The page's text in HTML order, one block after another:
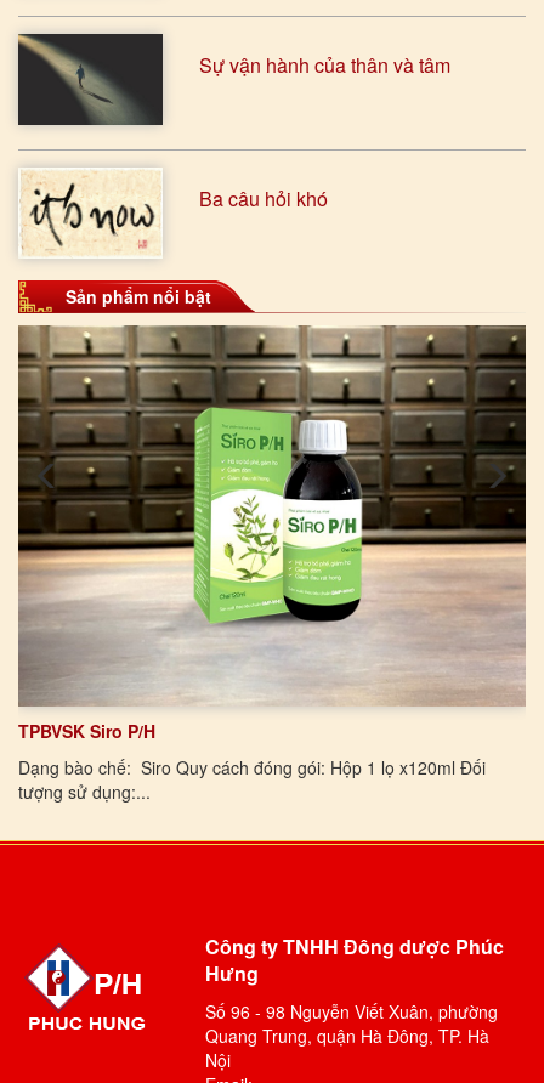
Sự vận hành của thân và tâm
Ba câu hỏi khó
Sản phẩm nổi bật
TPBVSK Siro P/H
Dạng bào chế: Siro Quy cách đóng gói: Hộp 1 lọ x120ml Đối
tượng sử dụng:...
Công ty TNHH Đông dược Phúc
Hưng
Số 96 - 98 Nguyễn Viết Xuân, phường
Quang Trung, quận Hà Đông, TP. Hà
Nội